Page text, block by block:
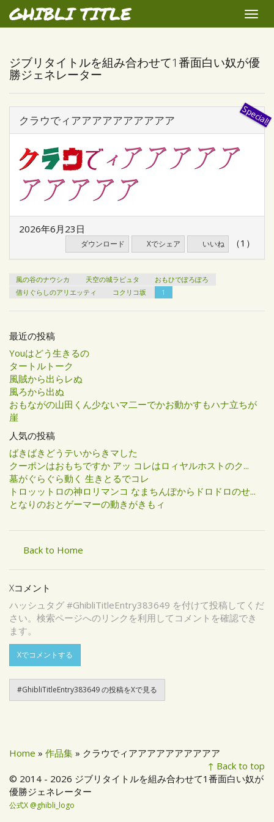
GHIBLI TITLE
Toggle
ジブリタイトルを組み合わせて1番面白い奴が優
勝ジェネレーター
クラウでィアアアアアアアアアア
2026年6月23日
ダウンロード Xでシェア いいね （1）
風の谷のナウシカ 天空の城ラピュタ
おもひでぽろぽろ
借りぐらしのアリエッティ
コクリコ坂 1
最近の投稿
Youはどう生きるの
タートルトーク
風賊から出らレぬ
風ろから出ぬ
おもながの山田くん少ないマ二ーでかお動かすもハナ立ちが
崖
人気の投稿
ばきばきどうテいからきマした
クーポンはおもちですか アッ コレはロィヤルホストのク...
墓がぐらぐら動く 生きとるでコレ
トロッットロの神ロリマンコ なまちんぽからドロドロのせ...
となりのおとゲーマーの動きがきもィ
Back to Home
Xコメント
ハッシュタグ #GhibliTitleEntry383649 を付けて投稿してくだ
さい。検索ページへのリンクを利用してコメントを確認でき
ます。
Xでコメントする
#GhibliTitleEntry383649 の投稿をXで見る
Home » 作品集 » クラウでィアアアアアアアアアア
↑ Back to top
© 2014 - 2026 ジブリタイトルを組み合わせて1番面白い奴が
優勝ジェネレーター
公式X @ghibli_logo